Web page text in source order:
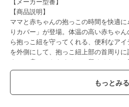
【商品説明】
ママと赤ちゃんの抱っこの時間を快適
りカバー」が登場。体温の高い赤ちゃ
ら抱っこ紐を守ってくれる、便利なア
を外側にして、抱っこ紐上部の首周り
タンで肩ベルトをくるみ、留めるだけの
で、汚れたらすぐに取り換えられるの
フードを被せることができるスリット
頬ずりしたくなるような肌触りのコット